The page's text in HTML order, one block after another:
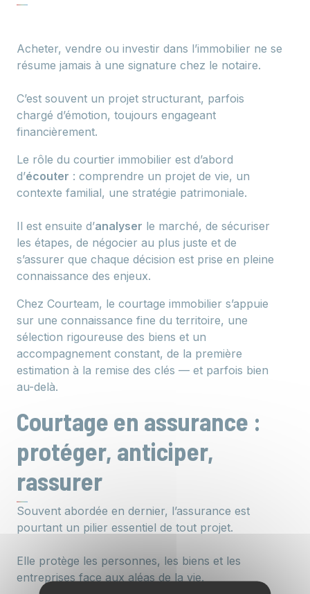
Acheter, vendre ou investir dans l’immobilier ne se
résume jamais à une signature chez le notaire.
C’est souvent un projet structurant, parfois
chargé d’émotion, toujours engageant
financièrement.
Le rôle du courtier immobilier est d’abord
d’écouter : comprendre un projet de vie, un
contexte familial, une stratégie patrimoniale.
Il est ensuite d’analyser le marché, de sécuriser
les étapes, de négocier au plus juste et de
s’assurer que chaque décision est prise en pleine
connaissance des enjeux.
Chez Courteam, le courtage immobilier s’appuie
sur une connaissance fine du territoire, une
sélection rigoureuse des biens et un
accompagnement constant, de la première
estimation à la remise des clés — et parfois bien
au-delà.
Courtage en assurance :
protéger, anticiper,
rassurer
Souvent abordée en dernier, l’assurance est
pourtant un pilier essentiel de tout projet.
Elle protège les personnes, les biens et les
entreprises face aux aléas de la vie.